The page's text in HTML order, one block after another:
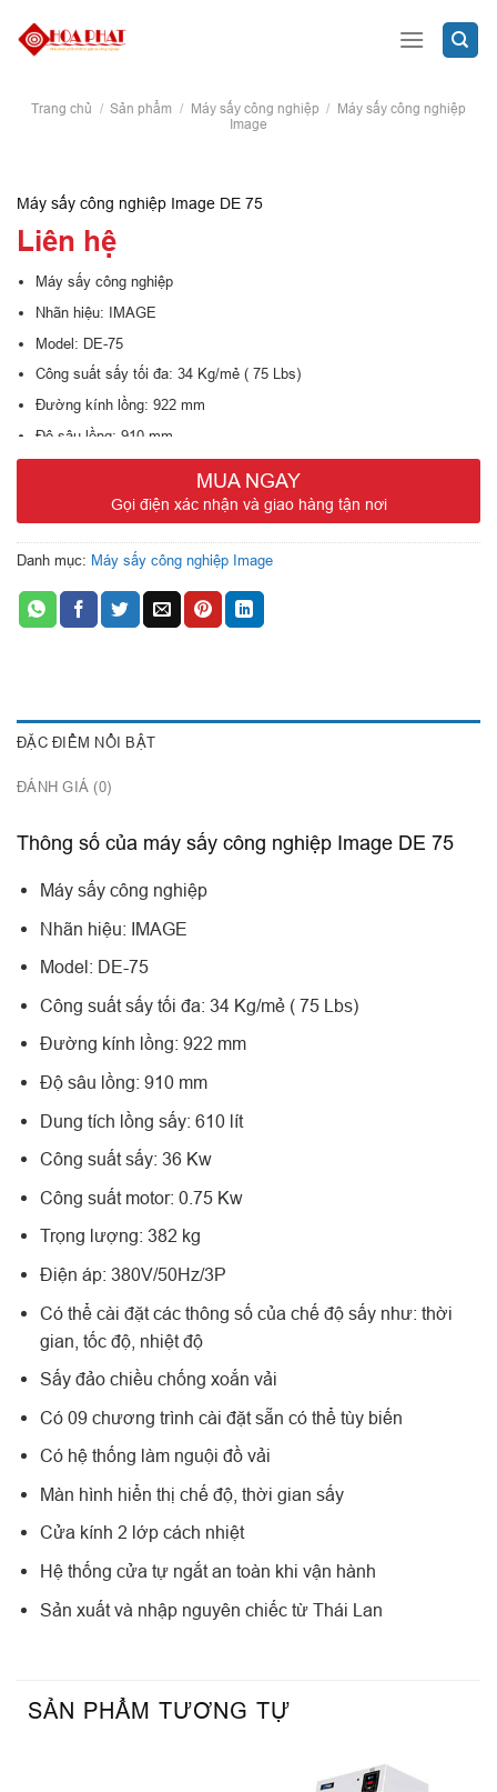
Trang chủ / Sản phẩm / Máy sấy công nghiệp / Máy sấy công nghiệp
Image
Máy sấy công nghiệp Image DE 75
Liên hệ
Máy sấy công nghiệp
Nhãn hiệu: IMAGE
Model: DE-75
Công suất sấy tối đa: 34 Kg/mẻ ( 75 Lbs)
Đường kính lồng: 922 mm
Độ sâu lồng: 910 mm
Công suất sấy: 36 Kw
Công suất motor: 0.75 Kw
Trọng lượng: 382 kg
Điện áp: 380V/50Hz/3P
Có thể cài đặt các thông số của chế độ sấy như: thời gian, tốc độ,
Có hệ thống làm nguội đồ vải
Cửa kính 2 lớp cách nhiệt
Hệ thống cửa tự ngắt an toàn khi vận hành
Sản xuất và nhập nguyên chiếc từ Thái Lan
MUA NGAY
Gọi điện xác nhận và giao hàng tận nơi
Danh mục: Máy sấy công nghiệp Image
ĐẶC ĐIỂM NỔI BẬT
ĐÁNH GIÁ (0)
Thông số của máy sấy công nghiệp Image DE 75
Máy sấy công nghiệp
Nhãn hiệu: IMAGE
Model: DE-75
Công suất sấy tối đa: 34 Kg/mẻ ( 75 Lbs)
Đường kính lồng: 922 mm
Độ sâu lồng: 910 mm
Dung tích lồng sấy: 610 lít
Công suất sấy: 36 Kw
Công suất motor: 0.75 Kw
Trọng lượng: 382 kg
Điện áp: 380V/50Hz/3P
Có thể cài đặt các thông số của chế độ sấy như: thời
gian, tốc độ, nhiệt độ
Sấy đảo chiều chống xoắn vải
Có 09 chương trình cài đặt sẵn có thể tùy biến
Có hệ thống làm nguội đồ vải
Màn hình hiển thị chế độ, thời gian sấy
Cửa kính 2 lớp cách nhiệt
Hệ thống cửa tự ngắt an toàn khi vận hành
Sản xuất và nhập nguyên chiếc từ Thái Lan
SẢN PHẨM TƯƠNG TỰ